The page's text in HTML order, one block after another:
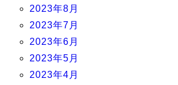
2023年8月
2023年7月
2023年6月
2023年5月
2023年4月